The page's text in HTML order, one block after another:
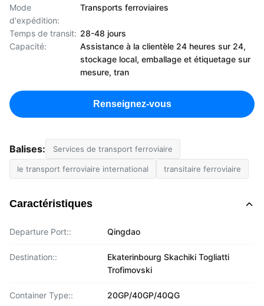
Mode
d'expédition:
Transports ferroviaires
Temps de transit: 28-48 jours
Capacité:
Assistance à la clientèle 24 heures sur 24,
stockage local, emballage et étiquetage sur
mesure, tran
Renseignez-vous
Balises: Services de transport ferroviaire
le transport ferroviaire international transitaire ferroviaire
Caractéristiques
Departure Port:: Qingdao
Destination::
Ekaterinbourg Skachiki Togliatti
Trofimovski
Container Type:: 20GP/40GP/40QG